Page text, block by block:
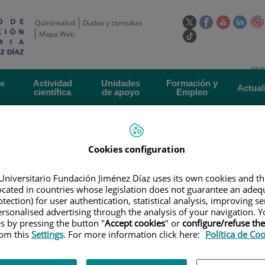
Quirónsalud
Dudas y consultas
Mapa Web
Este
enlace
en
una
ventana
nueva.
Este
en
una
nueva.
Este
en
una
nueva.
Este
en
una
Enlace
aplicación
externa.
idioma
Actividad
científica
Unidades
de apoyo
Formación y
Empleo
|COMITÉ DE ÉTICA DE LA INVESTIGACIÓN|TIPOS DE
MEDICAMENTOS, INCLUIDOS LOS DE BAJO NIVEL DE INTERVENCIÓN,
Cookies configuration
Fundación Jiménez Díaz uses its own cookies and
in countries whose legislation does not guarantee an
for user authentication, statistical analysis, improving
advertising through the analysis of your navigation.
by pressing the button "Accept cookies" or configure/refuse
thisSettings. For more information click here: Política de